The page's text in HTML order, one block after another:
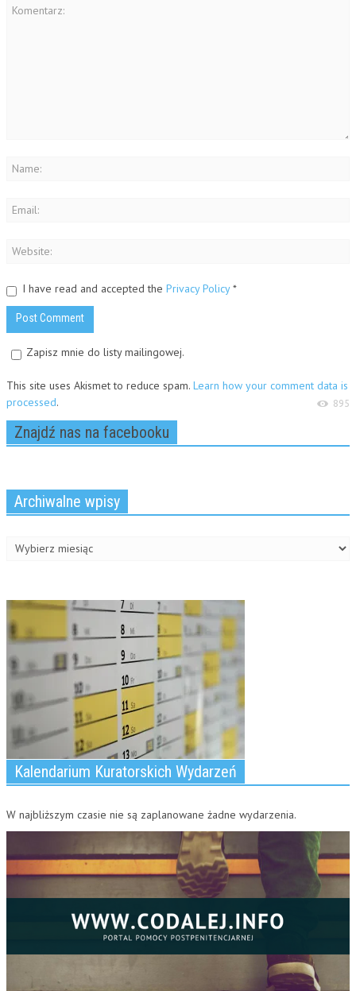
895
I have read and accepted the Privacy Policy*
Zapisz mnie do listy mailingowej.
This site uses Akismet to reduce spam. Learn how your comment data is
processed.
Znajdź nas na facebooku
Archiwalne wpisy
Kalendarium Kuratorskich Wydarzeń
W najbliższym czasie nie są zaplanowane żadne wydarzenia.